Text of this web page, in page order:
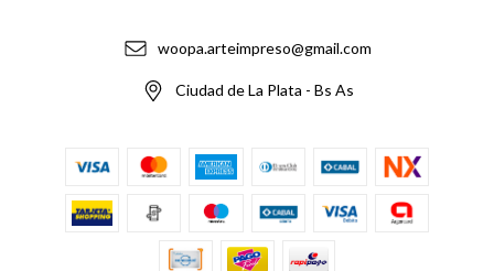
woopa.arteimpreso@gmail.com
Ciudad de La Plata - Bs As